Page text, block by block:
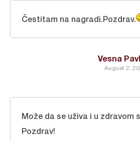
Vesna
August 2,
Čestitam na nagradi.Pozdrav.
Može da se uživa i u zdravom
Pozdrav!